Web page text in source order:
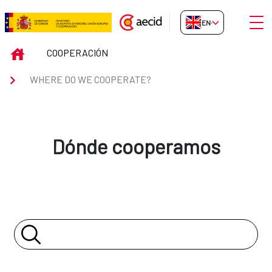
Skip to Main Content
WHERE DO WE COOPERATE?
EN-GB
INICIOCOOPERACIÓN
WHERE DO WE COOPERATE?
Dónde cooperamos